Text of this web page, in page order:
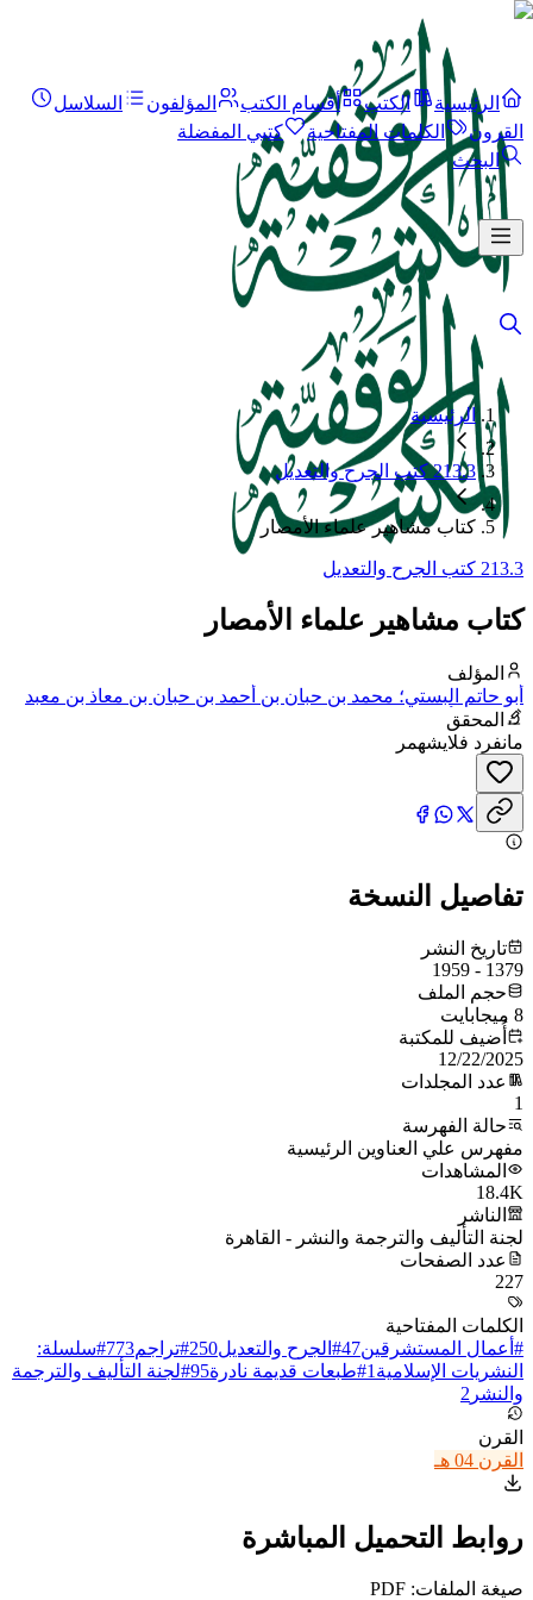
الرئيسية الكتب أقسام الكتب المؤلفون
السلاسل
القرون
الكلمات المفتاحية
كتبي المفضلة
البحث
الرئيسية
213.3 كتب الجرح والتعديل
كتاب مشاهير علماء الأمصار
213.3 كتب الجرح والتعديل
كتاب مشاهير علماء الأمصار
المؤلف
أبو حاتم البستي؛ محمد بن حبان بن أحمد بن حبان بن معاذ بن معبد
التميمي، أبو حاتم البستي، ويقال له ابن حبان
المحقق
مانفرد فلايشهمر
تفاصيل النسخة
تاريخ النشر
1379 - 1959
حجم الملف
8 ميجابايت
أُضيف للمكتبة
12/22/2025
عدد المجلدات
1
حالة الفهرسة
مفهرس علي العناوين الرئيسية
المشاهدات
18.4K
الناشر
لجنة التأليف والترجمة والنشر - القاهرة
عدد الصفحات
227
الكلمات المفتاحية
# أعمال المستشرقين47
# الجرح والتعديل250
#تراجم773
#سلسلة:
النشريات الإسلامية 1
#طبعات قديمة نادرة95
#لجنة التأليف والترجمة
والنشر 2
القرن
القرن 04 هـ
روابط التحميل المباشرة
صيغة الملفات: PDF